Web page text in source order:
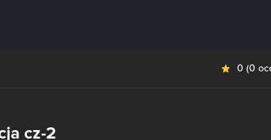
0 (0
cz-2